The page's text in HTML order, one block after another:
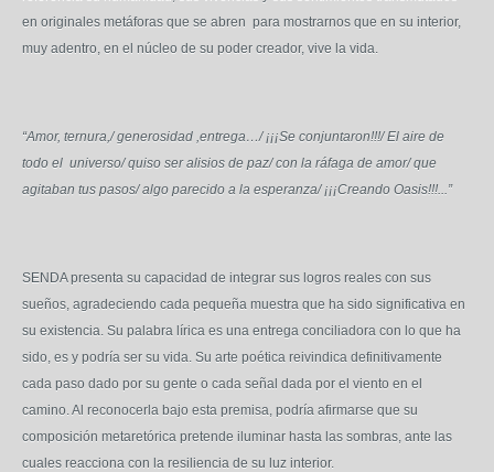
en originales metáforas que se abren para mostrarnos que en su interior,
muy adentro, en el núcleo de su poder creador, vive la vida.
“Amor, ternura,/ generosidad ,entrega…/ ¡¡¡Se conjuntaron!!!/ El aire de
todo el universo/ quiso ser alisios de paz/ con la ráfaga de amor/ que
agitaban tus pasos/ algo parecido a la esperanza/ ¡¡¡Creando Oasis!!!...”
SENDA presenta su capacidad de integrar sus logros reales con sus
sueños, agradeciendo cada pequeña muestra que ha sido significativa en
su existencia. Su palabra lírica es una entrega conciliadora con lo que ha
sido, es y podría ser su vida. Su arte poética reivindica definitivamente
cada paso dado por su gente o cada señal dada por el viento en el
camino. Al reconocerla bajo esta premisa, podría afirmarse que su
composición metaretórica pretende iluminar hasta las sombras, ante las
cuales reacciona con la resiliencia de su luz interior.